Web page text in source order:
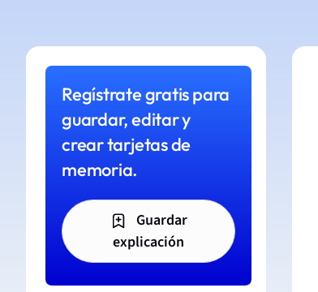
Regístrate gratis para
guardar, editar y
crear tarjetas de
memoria.
Guardar
explicación